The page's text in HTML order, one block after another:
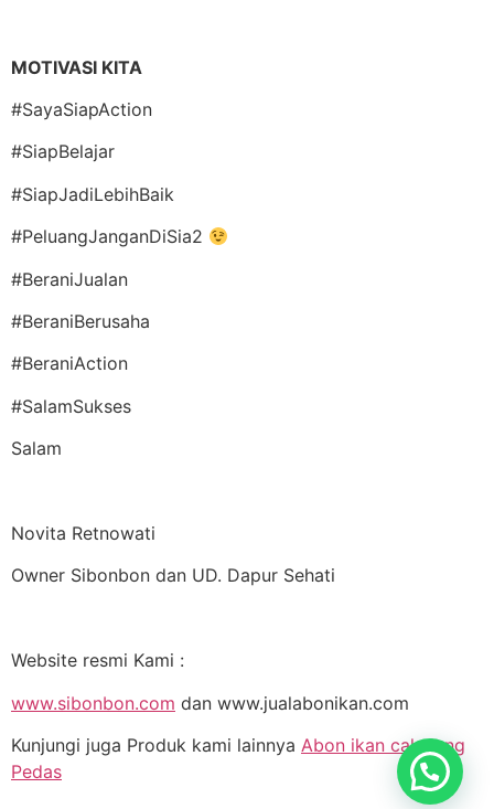
MOTIVASI KITA
#SayaSiapAction
#SiapBelajar
#SiapJadiLebihBaik
#PeluangJanganDiSia2
#BeraniJualan
#BeraniBerusaha
#BeraniAction
#SalamSukses
Salam
Novita Retnowati
Owner Sibonbon dan UD. Dapur Sehati
Website resmi Kami :
www.sibonbon.com dan www.jualabonikan.com
Kunjungi juga Produk kami lainnya Abon ikan cakalang
Pedas